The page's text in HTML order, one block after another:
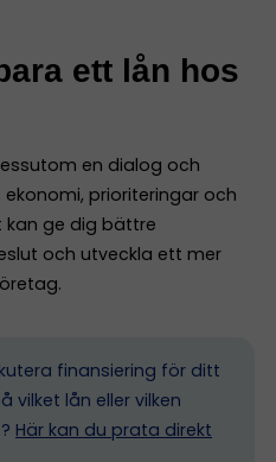
ett lån hos
en dialog och
prioriteringar och
kan ge dig bättre
och utveckla ett mer
finansiering för ditt
vilket lån eller vilken
Här kan du prata direkt